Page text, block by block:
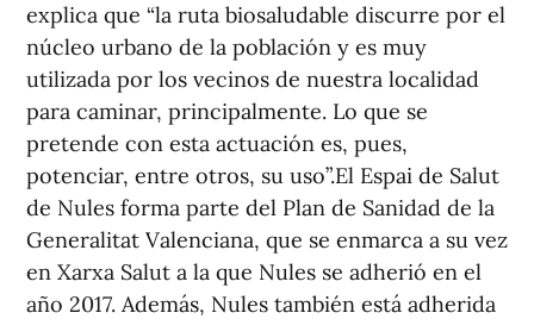
explica que “la ruta biosaludable discurre por el
núcleo urbano de la población y es muy
utilizada por los vecinos de nuestra localidad
para caminar, principalmente. Lo que se
pretende con esta actuación es, pues,
potenciar, entre otros, su uso”.El Espai de Salut
de Nules forma parte del Plan de Sanidad de la
Generalitat Valenciana, que se enmarca a su vez
en Xarxa Salut a la que Nules se adherió en el
año 2017. Además, Nules también está adherida